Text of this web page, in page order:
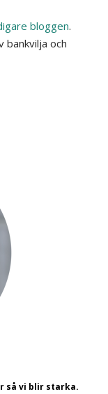
bloggen.
bankvilja och
så vi blir starka.